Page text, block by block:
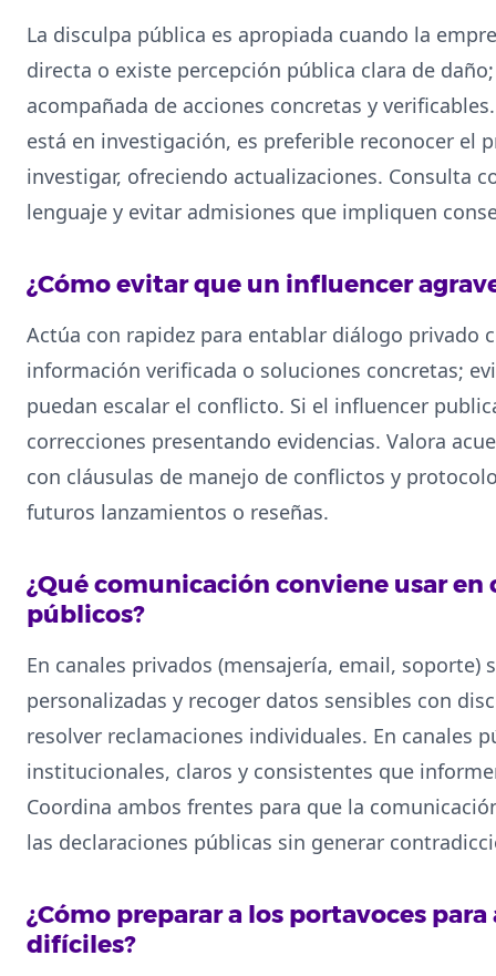
La disculpa pública es apropiada cuando la
directa o existe percepción pública clara de
acompañada de acciones concretas y
está en investigación, es preferible reconocer el
investigar, ofreciendo actualizaciones. Consulta
lenguaje y evitar admisiones que impliquen
¿Cómo evitar que un influencer
Actúa con rapidez para entablar diálogo privado
información verificada o soluciones concretas;
puedan escalar el conflicto. Si el influencer
correcciones presentando evidencias. Valora
con cláusulas de manejo de conflictos y
futuros lanzamientos o reseñas.
¿Qué comunicación conviene usar
públicos?
En canales privados (mensajería, email, soporte)
personalizadas y recoger datos sensibles con
resolver reclamaciones individuales. En canales
institucionales, claros y consistentes que
Coordina ambos frentes para que la
las declaraciones públicas sin generar
¿Cómo preparar a los portavoces
difíciles?